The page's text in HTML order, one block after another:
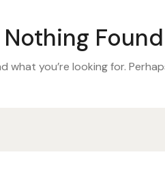
Nothing Found
what you’re looking for.